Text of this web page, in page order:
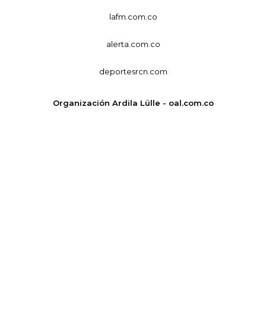
lafm.com.co
alerta.com.co
deportesrcn.com
Organización Ardila Lülle - oal.com.co